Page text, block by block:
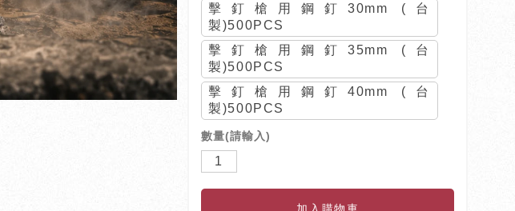
擊釘槍用鋼釘30mm (台
製)500PCS
擊釘槍用鋼釘35mm (台
製)500PCS
擊釘槍用鋼釘40mm (台
製)500PCS
數量(請輸入)